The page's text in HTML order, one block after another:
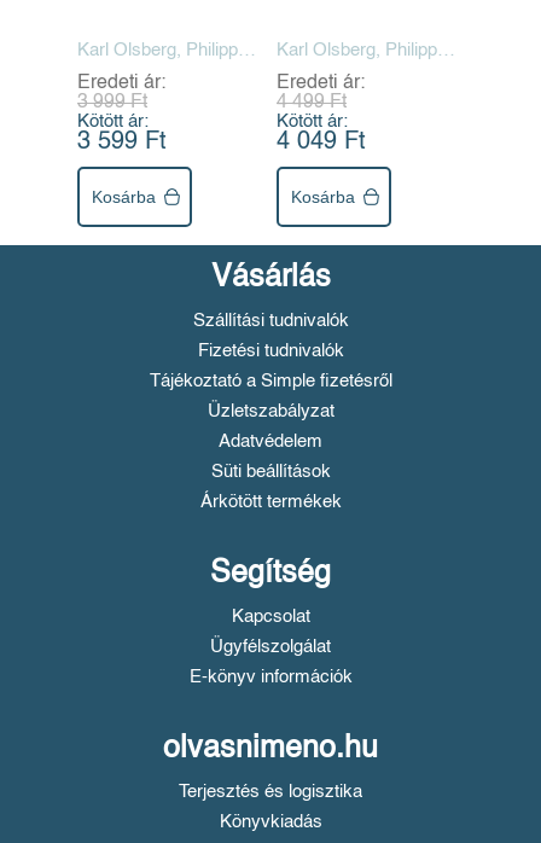
Karl Olsberg, Philipp
Ach
Eredeti ár:
3 999 Ft
Kötött ár:
3 599 Ft
Kosárba
Karl Olsberg, Philipp
Ach
Eredeti ár:
4 499 Ft
Kötött ár:
4 049 Ft
Kosárba
Vásárlás
Szállítási tudnivalók
Fizetési tudnivalók
Tájékoztató a Simple fizetésről
Üzletszabályzat
Adatvédelem
Süti beállítások
Árkötött termékek
Segítség
Kapcsolat
Ügyfélszolgálat
E-könyv információk
olvasnimeno.hu
Terjesztés és logisztika
Könyvkiadás